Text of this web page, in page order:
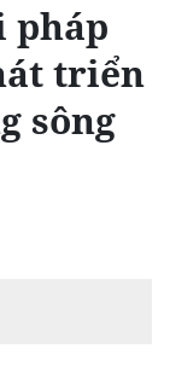
pháp
triển
sông